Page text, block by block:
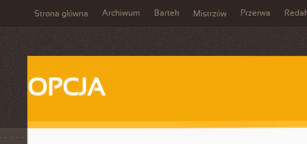
Strona główna Archiwum Bartek Mistrzów Przerwa
OPCJA